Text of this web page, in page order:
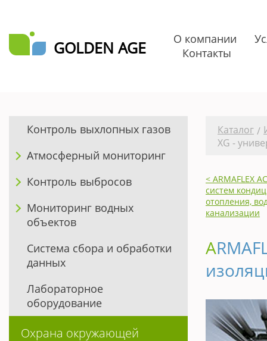
GOLDEN AGE О компании
Контакты
Контроль выхлопных газов
Атмосферный мониторинг
Контроль выбросов
Мониторинг водных
объектов
Система сбора и обработки
данных
Лабораторное
оборудование
Охрана окружающей
Каталог /
XG -
< ARMAFLEX
систем
отопления,
канализации
ARMAFLEX XG - универсальная гибкая